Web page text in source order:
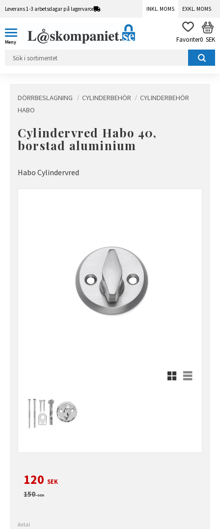
Leverans 1-3 arbetsdagar på lagervaror INKL. MOMS EXKL. MOMS
FAVORITER
0 SEK
DÖRRBESLAGNING CYLINDERBEHÖR
CYLINDERBEHÖR
HABO
Cylindervred Habo 40,
borstad aluminium
Habo Cylindervred
Rutnätsvy
Listvy
Nedsatt pris:
120 SEK
Ordinarie pris:
150SEK
Antal